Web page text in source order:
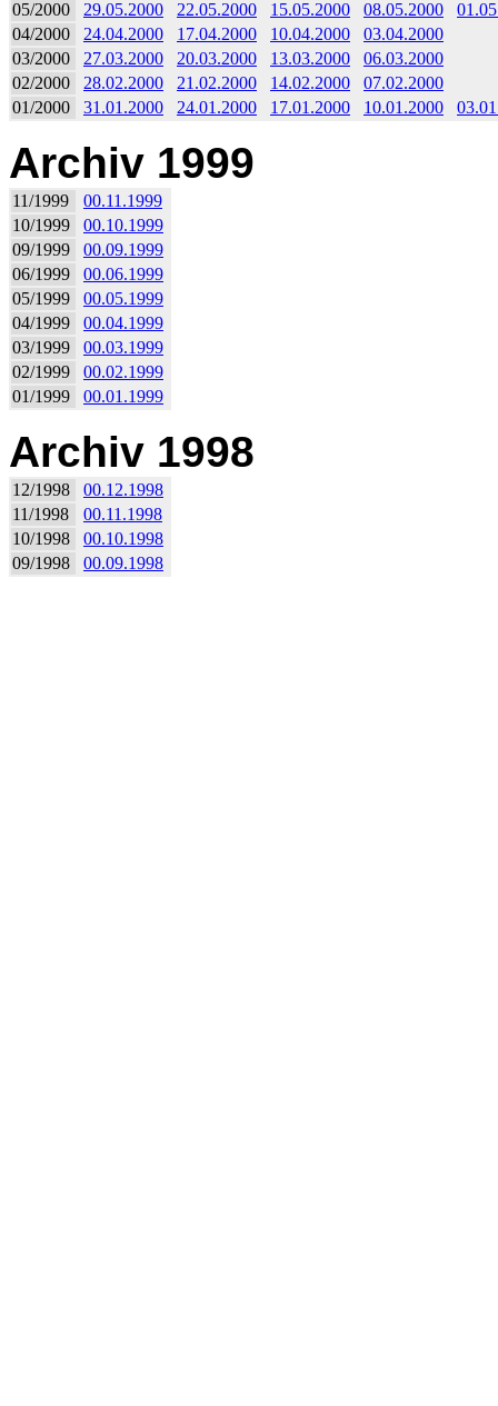
05/2000 29.05.2000 22.05.2000 15.05.2000 08.05.2000
04/2000
24.04.2000 17.04.2000 10.04.2000
03.04.2000
03/2000
27.03.2000 20.03.2000 13.03.2000
06.03.2000
02/2000
28.02.2000 21.02.2000 14.02.2000
07.02.2000
01/2000
31.01.2000 24.01.2000 17.01.2000 10.01.2000
Archiv 1999
11/1999
00.11.1999
10/1999
00.10.1999
09/1999
00.09.1999
06/1999
00.06.1999
05/1999
00.05.1999
04/1999
00.04.1999
03/1999
00.03.1999
02/1999
00.02.1999
01/1999
00.01.1999
Archiv 1998
12/1998
00.12.1998
11/1998
00.11.1998
10/1998
00.10.1998
09/1998
00.09.1998